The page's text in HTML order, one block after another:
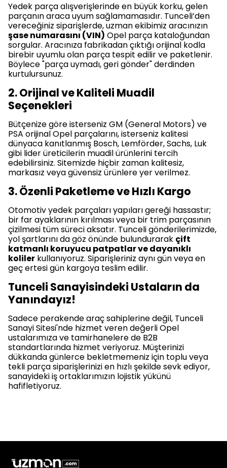
Yedek parça alışverişlerinde en büyük korku, gelen
parçanın araca uyum sağlamamasıdır. Tunceli’den
vereceğiniz siparişlerde, uzman ekibimiz aracınızın
şase numarasını (VIN) Opel parça kataloğundan
sorgular. Aracınıza fabrikadan çıktığı orijinal kodla
birebir uyumlu olan parça tespit edilir ve paketlenir.
Böylece "parça uymadı, geri gönder" derdinden
kurtulursunuz.
2. Orijinal ve Kaliteli Muadil
Seçenekleri
Bütçenize göre isterseniz GM (General Motors) ve
PSA orijinal Opel parçalarını, isterseniz kalitesi
dünyaca kanıtlanmış Bosch, Lemförder, Sachs, Luk
gibi lider üreticilerin muadil ürünlerini tercih
edebilirsiniz. Sitemizde hiçbir zaman kalitesiz,
markasız veya güvensiz ürünlere yer verilmez.
3. Özenli Paketleme ve Hızlı Kargo
Otomotiv yedek parçaları yapıları gereği hassastır;
bir far ayaklarının kırılması veya bir trim parçasının
çizilmesi tüm süreci aksatır. Tunceli gönderilerimizde,
yol şartlarını da göz önünde bulundurarak çift
katmanlı koruyucu patpatlar ve dayanıklı
koliler kullanıyoruz. Siparişleriniz aynı gün veya en
geç ertesi gün kargoya teslim edilir.
Tunceli Sanayisindeki Ustaların da
Yanındayız!
Sadece perakende araç sahiplerine değil, Tunceli
Sanayi Sitesi'nde hizmet veren değerli Opel
ustalarımıza ve tamirhanelere de B2B
standartlarında hizmet veriyoruz. Müşterinizi
dükkanda günlerce bekletmemeniz için toplu veya
tekli parça siparişlerinizi en hızlı şekilde sevk ediyor,
sanayideki iş ortaklarımızın lojistik yükünü
hafifletiyoruz.